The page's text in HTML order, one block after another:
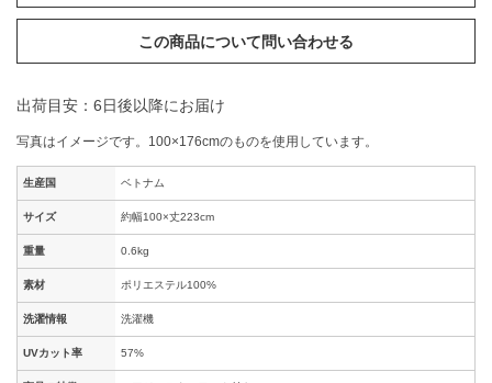
この商品について問い合わせる
出荷目安：6日後以降にお届け
写真はイメージです。100×176cmのものを使用しています。
生産国 ベトナム
サイズ 約幅100×丈223cm
重量 0.6kg
素材 ポリエステル100%
洗濯情報 洗濯機
UVカット率 57%